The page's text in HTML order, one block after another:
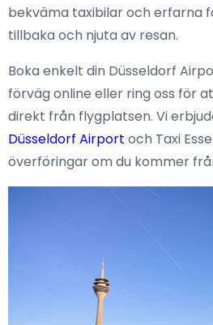
bekväma taxibilar och erfarna
tillbaka och njuta av resan.
Boka enkelt din Düsseldorf
förväg online eller ring oss för
direkt från flygplatsen. Vi
Düsseldorf Airport och Taxi
överföringar om du kommer